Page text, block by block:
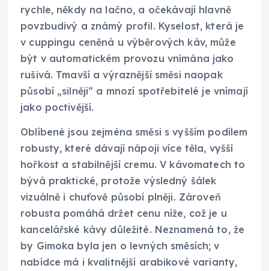
rychle, někdy na lačno, a očekávají hlavně
povzbudivý a známý profil. Kyselost, která je
v cuppingu ceněná u výběrových káv, může
být v automatickém provozu vnímána jako
rušivá. Tmavší a výraznější směsi naopak
působí „silněji“ a mnozí spotřebitelé je vnímají
jako poctivější.
Oblíbené jsou zejména směsi s vyšším podílem
robusty, které dávají nápoji více těla, vyšší
hořkost a stabilnější cremu. V kávomatech to
bývá praktické, protože výsledný šálek
vizuálně i chuťově působí plněji. Zároveň
robusta pomáhá držet cenu níže, což je u
kancelářské kávy důležité. Neznamená to, že
by Gimoka byla jen o levných směsích; v
nabídce má i kvalitnější arabikové varianty,